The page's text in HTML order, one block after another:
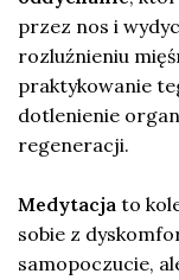
przez nos i
rozluźnieniu
praktykowanie
dotlenienie
regeneracji.
Medytacja to
sobie z
samopoczucie,